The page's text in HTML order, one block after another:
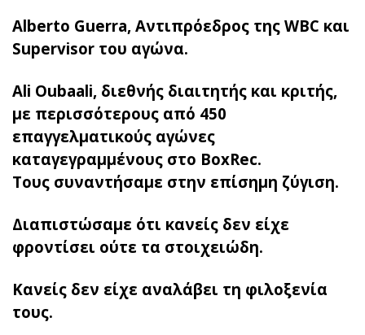
Alberto Guerra, Αντιπρόεδρος της WBC και
Supervisor του αγώνα.
Ali Oubaali, διεθνής διαιτητής και κριτής,
με περισσότερους από 450
επαγγελματικούς αγώνες
καταγεγραμμένους στο BoxRec.
Τους συναντήσαμε στην επίσημη ζύγιση.
Διαπιστώσαμε ότι κανείς δεν είχε
φροντίσει ούτε τα στοιχειώδη.
Κανείς δεν είχε αναλάβει τη φιλοξενία
τους.